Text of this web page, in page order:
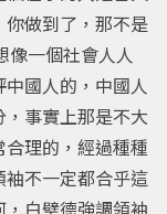
做到了，那不是
一個社會人人
國人的，中國人
事實上那是不大
理的，經過種種
不一定都合乎這
白璧德強調領袖